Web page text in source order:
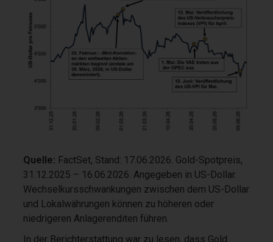
Quelle: FactSet, Stand: 17.06.2026. Gold-Spotpreis,
31.12.2025 – 16.06.2026. Angegeben in US-Dollar.
Wechselkursschwankungen zwischen dem US-Dollar
und Lokalwährungen können zu höheren oder
niedrigeren Anlagerenditen führen.
In der Berichterstattung war zu lesen, dass Gold